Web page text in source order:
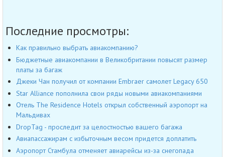
Последние просмотры:
Как правильно выбрать авиакомпанию?
Бюджетные авиакомпании в Великобритании повысят размер
платы за багаж
Джеки Чан получил от компании Embraer самолет Legacy 650
Star Alliance пополнила свои ряды новыми авиакомпаниями
Отель The Residence Hotels открыл собственный аэропорт на
Мальдивах
DropTag - проследит за целостностью вашего багажа
Авиапассажирам с избыточным весом придется доплатить
Аэропорт Стамбула отменяет авиарейсы из-за снегопада